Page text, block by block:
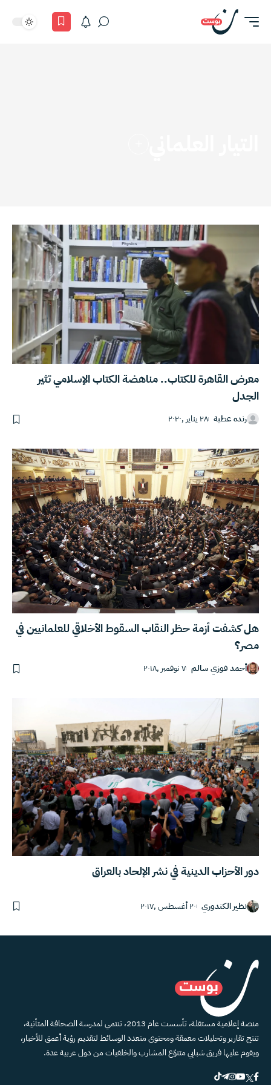
معرض القاهرة للكتاب.. مناهضة الكتاب الإسلامي تثير
الجدل
رنده عطية ٢٨ يناير ,٢٠٢٠
هل كشفت أزمة حظر النقاب السقوط الأخلاقي للعلمانيين في
مصر؟
أحمد فوزي سالم ٧ نوفمبر ,٢٠١٨
دور الأحزاب الدينية في نشر الإلحاد بالعراق
نظير الكندوري ٢٠ أغسطس ,٢٠١٧
منصة إعلامية مستقلة، تأسست عام 2013، تنتمي لمدرسة الصحافة المتأنية،
تنتج تقارير وتحليلات معمقة ومحتوى متعدد الوسائط لتقديم رؤية أعمق للأخبار،
ويقوم عليها فريق شبابي متنوّع المشارب والخلفيات من دول عربية عدة.